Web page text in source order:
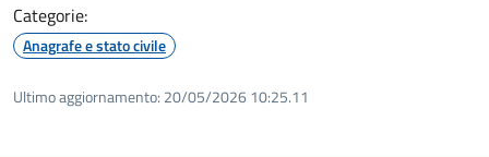
Categorie:
Anagrafe e stato civile
Ultimo aggiornamento: 20/05/2026 10:25.11